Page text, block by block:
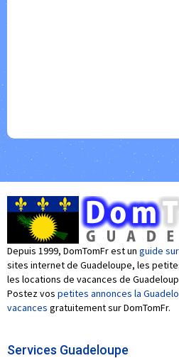
Depuis 1999, DomTomFr est un guide
sites internet de Guadeloupe, les
les locations de vacances de
Postez vos petites annonces la
vacances gratuitement sur DomTomFr.
Services Guadeloupe